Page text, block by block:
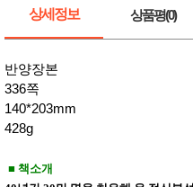
보관용
품
주방소
품
식
품
즉석가
공식품
양념/소
상세정보 상품평(0)
반양장본
336쪽
140*203mm
428g
■ 책소개